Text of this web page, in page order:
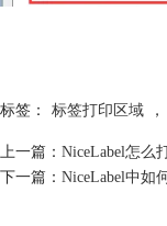
标签： 标签打印区域 ，
上一篇： NiceLabel怎么
下一篇： NiceLabel中如